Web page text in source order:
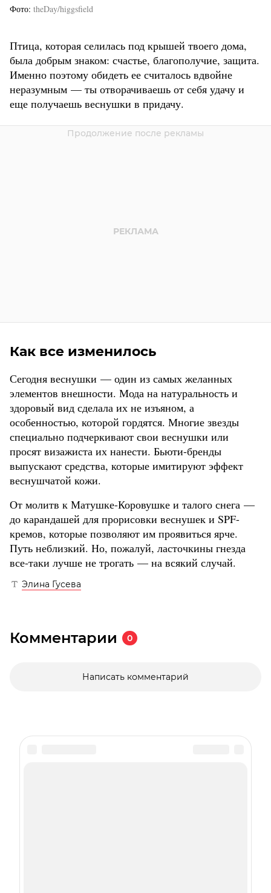
Фото theDay/higgsfield
Птица, которая селилась под крышей твоего дома,
была добрым знаком: счастье, благополучие, защита.
Именно поэтому обидеть ее считалось вдвойне
неразумным — ты отворачиваешь от себя удачу и
еще получаешь веснушки в придачу.
Как все изменилось
Сегодня веснушки — один из самых желанных
элементов внешности. Мода на натуральность и
здоровый вид сделала их не изъяном, а
особенностью, которой гордятся. Многие звезды
специально подчеркивают свои веснушки или
просят визажиста их нанести. Бьюти-бренды
выпускают средства, которые имитируют эффект
веснушчатой кожи.
От молитв к Матушке-Коровушке и талого снега —
до карандашей для прорисовки веснушек и SPF-
кремов, которые позволяют им проявиться ярче.
Путь неблизкий. Но, пожалуй, ласточкины гнезда
все-таки лучше не трогать — на всякий случай.
Элина Гусева
Комментарии 0
Написать комментарий